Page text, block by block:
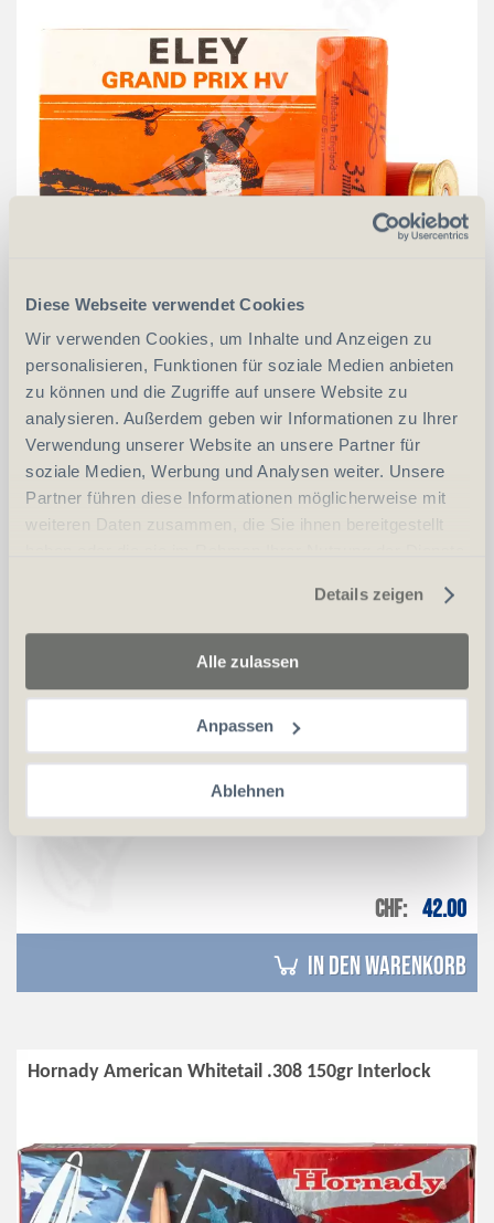
Diese Webseite verwendet Cookies
Wir verwenden Cookies, um Inhalte und Anzeigen zu
personalisieren, Funktionen für soziale Medien anbieten
zu können und die Zugriffe auf unsere Website zu
analysieren. Außerdem geben wir Informationen zu Ihrer
Verwendung unserer Website an unsere Partner für
soziale Medien, Werbung und Analysen weiter. Unsere
Partner führen diese Informationen möglicherweise mit
weiteren Daten zusammen, die Sie ihnen bereitgestellt
Details zeigen
Alle zulassen
Anpassen
Ablehnen
CHF 15.00
in den Warenkorb
Gewehrmunition Partizan-Ppu .30 M1 FMJ 7.1g
110grs
CHF 42.00
in den Warenkorb
Hornady American Whitetail .308 150gr Interlock